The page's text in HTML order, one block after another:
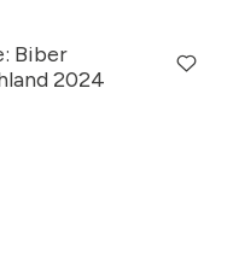
Biber
2024